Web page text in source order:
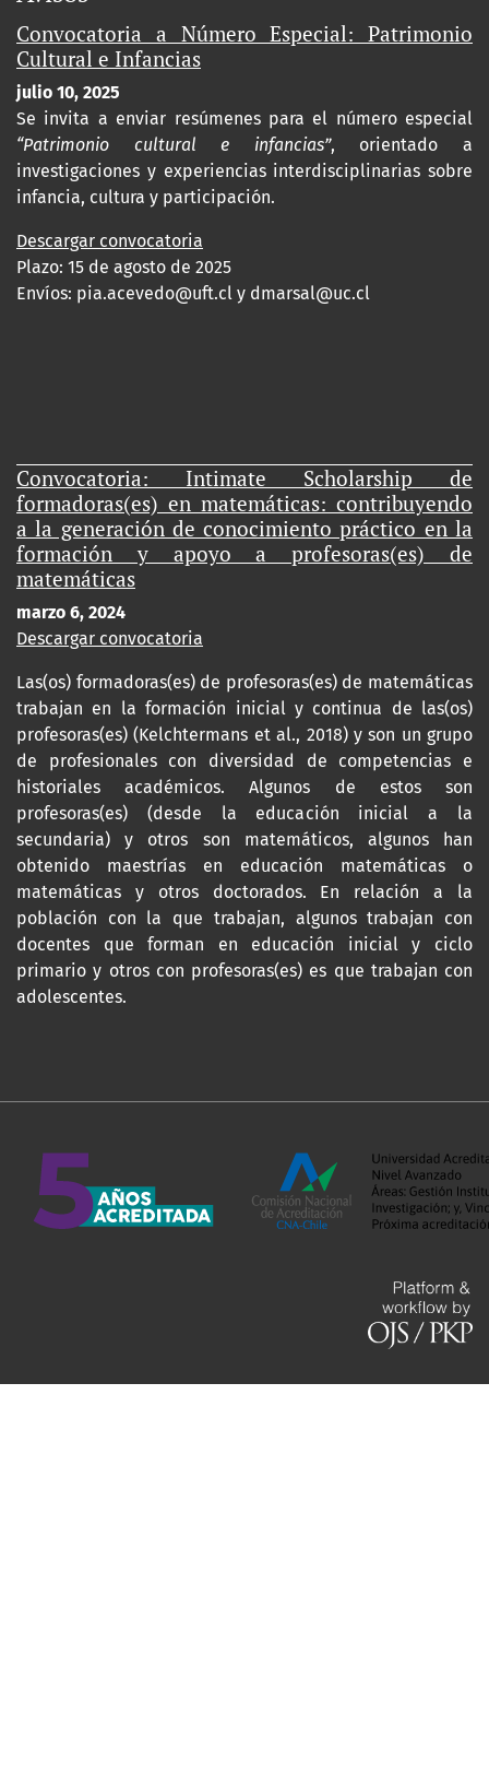
Convocatoria a Número Especial: Patrimonio
Cultural e Infancias
julio 10, 2025
Se invita a enviar resúmenes para el número especial
“Patrimonio cultural e infancias”, orientado a
investigaciones y experiencias interdisciplinarias sobre
infancia, cultura y participación.
Descargar convocatoria
Plazo: 15 de agosto de 2025
Envíos: pia.acevedo@uft.cl y dmarsal@uc.cl
Convocatoria: Intimate Scholarship de
formadoras(es) en matemáticas: contribuyendo
a la generación de conocimiento práctico en la
formación y apoyo a profesoras(es) de
matemáticas
marzo 6, 2024
Descargar convocatoria
Las(os) formadoras(es) de profesoras(es) de matemáticas
trabajan en la formación inicial y continua de las(os)
profesoras(es) (Kelchtermans et al., 2018) y son un grupo
de profesionales con diversidad de competencias e
historiales académicos. Algunos de estos son
profesoras(es) (desde la educación inicial a la
secundaria) y otros son matemáticos, algunos han
obtenido maestrías en educación matemáticas o
matemáticas y otros doctorados. En relación a la
población con la que trabajan, algunos trabajan con
docentes que forman en educación inicial y ciclo
primario y otros con profesoras(es) es que trabajan con
adolescentes.